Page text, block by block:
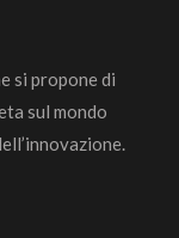
si propone di
sul mondo